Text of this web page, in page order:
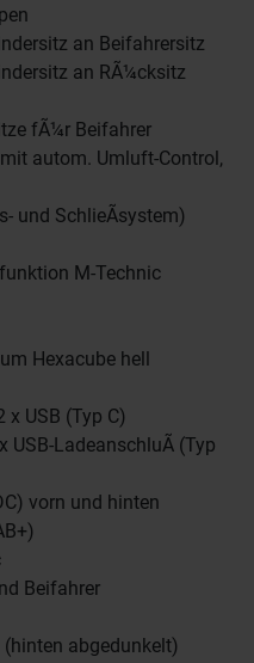
an Beifahrersitz
an RÃ¼cksitz
fÃ¼r Beifahrer
autom. Umluft-Control,
und SchlieÃsystem)
M-Technic
Hexacube hell
USB (Typ C)
LadeanschluÃ (Typ
vorn und hinten
Beifahrer
abgedunkelt)